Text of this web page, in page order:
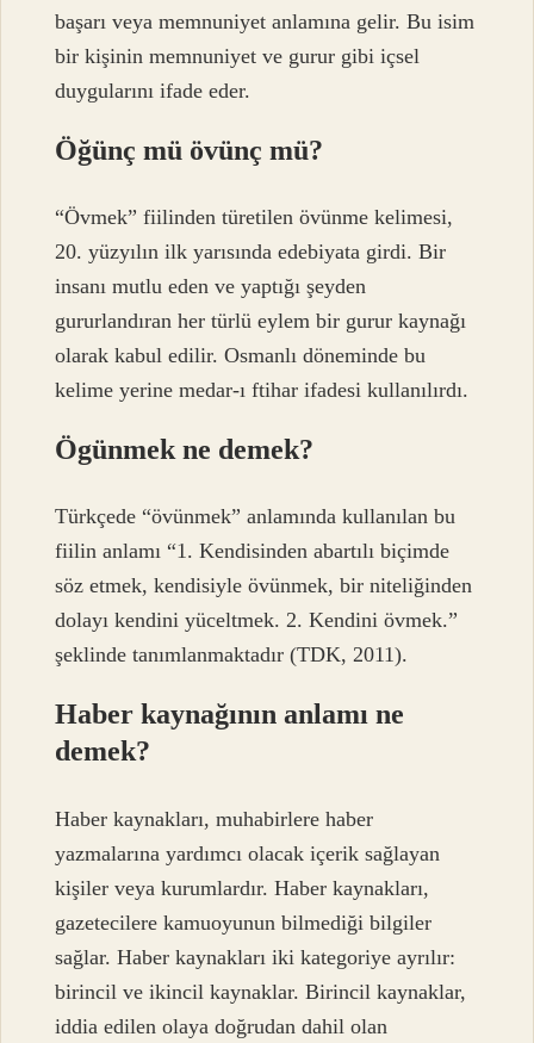
başarı veya memnuniyet anlamına gelir. Bu isim
bir kişinin memnuniyet ve gurur gibi içsel
duygularını ifade eder.
Öğünç mü övünç mü?
“Övmek” fiilinden türetilen övünme kelimesi,
20. yüzyılın ilk yarısında edebiyata girdi. Bir
insanı mutlu eden ve yaptığı şeyden
gururlandıran her türlü eylem bir gurur kaynağı
olarak kabul edilir. Osmanlı döneminde bu
kelime yerine medar-ı ftihar ifadesi kullanılırdı.
Ögünmek ne demek?
Türkçede “övünmek” anlamında kullanılan bu
fiilin anlamı “1. Kendisinden abartılı biçimde
söz etmek, kendisiyle övünmek, bir niteliğinden
dolayı kendini yüceltmek. 2. Kendini övmek.”
şeklinde tanımlanmaktadır (TDK, 2011).
Haber kaynağının anlamı ne
demek?
Haber kaynakları, muhabirlere haber
yazmalarına yardımcı olacak içerik sağlayan
kişiler veya kurumlardır. Haber kaynakları,
gazetecilere kamuoyunun bilmediği bilgiler
sağlar. Haber kaynakları iki kategoriye ayrılır:
birincil ve ikincil kaynaklar. Birincil kaynaklar,
iddia edilen olaya doğrudan dahil olan